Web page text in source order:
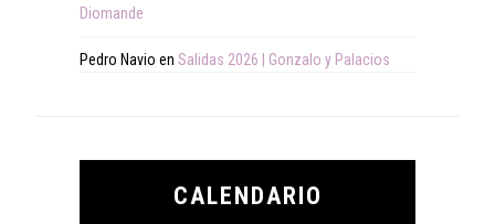
Diomande
Pedro Navio en Salidas 2026 | Gonzalo y Palacios
CALENDARIO